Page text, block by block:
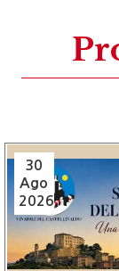
30
Ago
2026